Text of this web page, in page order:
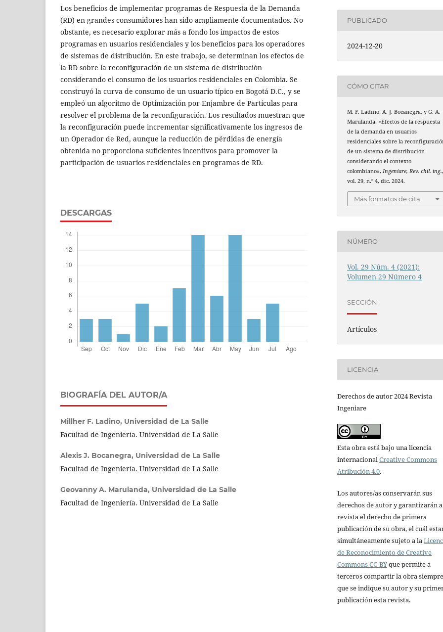
Los beneficios de implementar programas de Respuesta de la Demanda
(RD) en grandes consumidores han sido ampliamente documentados. No
obstante, es necesario explorar más a fondo los impactos de estos
programas en usuarios residenciales y los beneficios para los operadores
de sistemas de distribución. En este trabajo, se determinan los efectos de
la RD sobre la reconfiguración de un sistema de distribución
considerando el consumo de los usuarios residenciales en Colombia. Se
construyó la curva de consumo de un usuario típico en Bogotá D.C., y se
empleó un algoritmo de Optimización por Enjambre de Partículas para
resolver el problema de la reconfiguración. Los resultados muestran que
la reconfiguración puede incrementar significativamente los ingresos de
un Operador de Red, aunque la reducción de pérdidas de energía
obtenida no proporciona suficientes incentivos para promover la
participación de usuarios residenciales en programas de RD.
DESCARGAS
BIOGRAFÍA DEL AUTOR/A
Millher F. Ladino, Universidad de La Salle
Facultad de Ingeniería. Universidad de La Salle
Alexis J. Bocanegra, Universidad de La Salle
Facultad de Ingeniería. Universidad de La Salle
Geovanny A. Marulanda, Universidad de La Salle
Facultad de Ingeniería. Universidad de La Salle
PUBLICADO
2024-12-20
CÓMO CITAR
M. F. Ladino, A. J. Bocanegra, y G. A.
Marulanda, «Efectos de la respuesta
de la demanda en usuarios
residenciales sobre la
de un sistema de distribución
considerando el contexto
colombiano»,Ingeniare, Rev. chil. ing.
vol. 29, n.º 4, dic. 2024.
Más formatos de cita
NÚMERO
Vol. 29 Núm. 4 (2021):
Volumen 29 Número 4
SECCIÓN
Artículos
LICENCIA
Derechos de autor 2024 Revista
Ingeniare
Esta obra está bajo una licencia
internacionalCreative Commons
Atribución 4.0.
Los autores/as conservarán sus
derechos de autor y garantizarán
revista el derecho de primera
publicación de su obra, el cuál
simultáneamente sujeto a la
de Reconocimiento de Creative
Commons CC-BYque permite a
terceros compartir la obra siempre
que se indique su autor y su
publicación esta revista.